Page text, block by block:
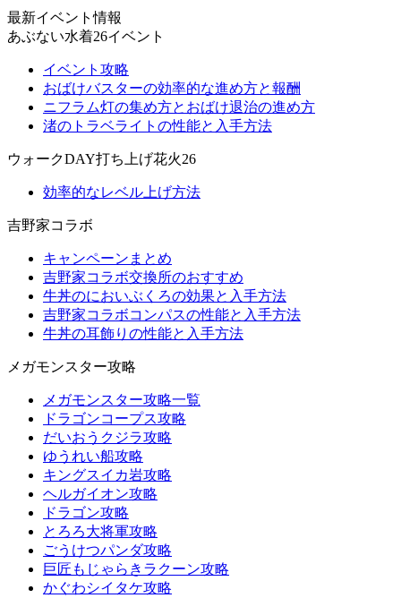
最新イベント情報
あぶない水着26イベント
イベント攻略
おばけバスターの効率的な進め方と報酬
ニフラム灯の集め方とおばけ退治の進め方
渚のトラベライトの性能と入手方法
ウォークDAY打ち上げ花火26
効率的なレベル上げ方法
吉野家コラボ
キャンペーンまとめ
吉野家コラボ交換所のおすすめ
牛丼のにおいぶくろの効果と入手方法
吉野家コラボコンパスの性能と入手方法
牛丼の耳飾りの性能と入手方法
メガモンスター攻略
メガモンスター攻略一覧
ドラゴンコープス攻略
だいおうクジラ攻略
ゆうれい船攻略
キングスイカ岩攻略
ヘルガイオン攻略
ドラゴン攻略
とろろ大将軍攻略
ごうけつパンダ攻略
巨匠もじゃらきラクーン攻略
かぐわシイタケ攻略